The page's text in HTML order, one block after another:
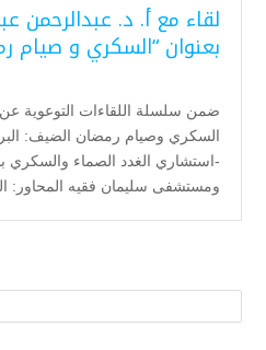
لقاء مع أ. د. عبدالرحمن
بعنوان “السكري و صيام
ضمن سلسلة اللقاءات التوعوية
السكري وصيام رمضان الضيف:
-استشاري الغدد الصماء والسكري
ومستشفى سليمان فقيه المحاور: